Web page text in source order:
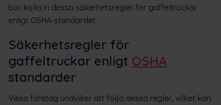
bör kolla in dessa säkerhetsregler för gaffeltruckar
enligt OSHA-standarder.
Säkerhetsregler för
gaffeltruckar enligt OSHA
standarder
Vissa företag undviker att följa dessa regler, vilket kan